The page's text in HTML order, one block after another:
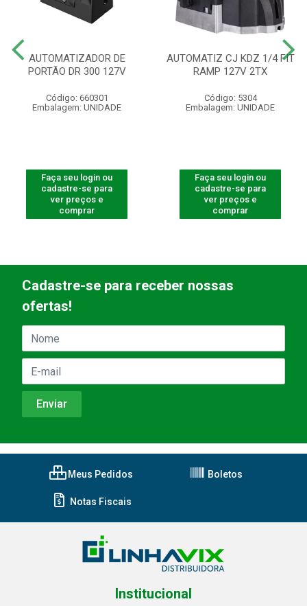
AUTOMATIZADOR DE
PORTÃO DR 300 127V
Código: 660301
Embalagem: UNIDADE
Faça seu login ou
cadastre-se para
ver preços e
comprar
AUTOMATIZ CJ KDZ 1/4 FIT
RAMP 127V 2TX
Código: 5304
Embalagem: UNIDADE
Faça seu login ou
cadastre-se para
ver preços e
comprar
Cadastre-se para receber nossas
ofertas!
Meus Pedidos Boletos
Notas Fiscais
Institucional